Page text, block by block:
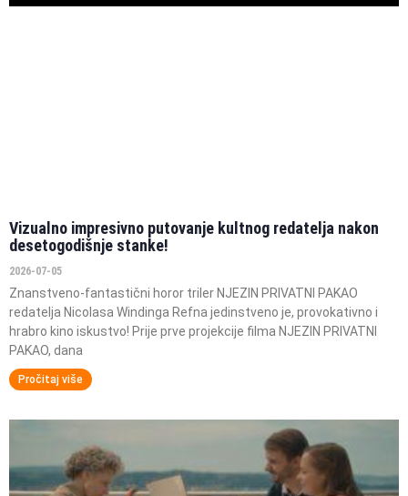
Vizualno impresivno putovanje kultnog redatelja nakon
desetogodišnje stanke!
2026-07-05
Znanstveno-fantastični horor triler NJEZIN PRIVATNI PAKAO
redatelja Nicolasa Windinga Refna jedinstveno je, provokativno i
hrabro kino iskustvo! Prije prve projekcije filma NJEZIN PRIVATNI
PAKAO, dana
Pročitaj više